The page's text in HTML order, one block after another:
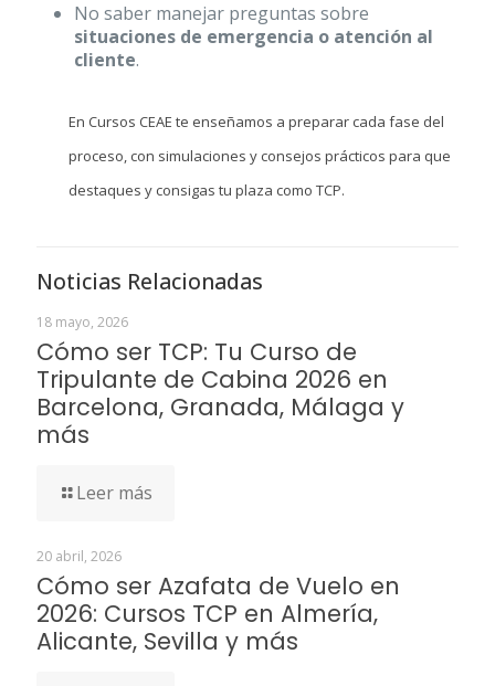
No saber manejar preguntas sobre
situaciones de emergencia o atención al
cliente.
En Cursos CEAE te enseñamos a preparar cada fase del
proceso, con simulaciones y consejos prácticos para que
destaques y consigas tu plaza como TCP.
Noticias Relacionadas
18 mayo, 2026
Cómo ser TCP: Tu Curso de
Tripulante de Cabina 2026 en
Barcelona, Granada, Málaga y
más
Leer más
20 abril, 2026
Cómo ser Azafata de Vuelo en
2026: Cursos TCP en Almería,
Alicante, Sevilla y más